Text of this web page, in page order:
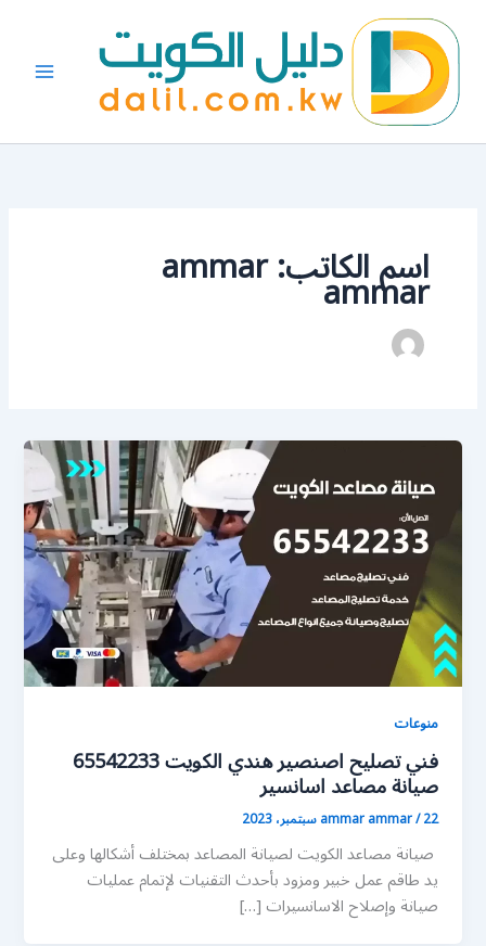
المحتوى
اسم الكاتب: ammar ammar
منوعات
فني تصليح اصنصير هندي الكويت 65542233
صيانة مصاعد اسانسير
ammar ammar/22 سبتمبر، 2023
صيانة مصاعد الكويت لصيانة المصاعد بمختلف أشكالها وعلى
يد طاقم عمل خبير ومزود بأحدث التقنيات لإتمام عمليات
صيانة وإصلاح الاسانسيرات […]